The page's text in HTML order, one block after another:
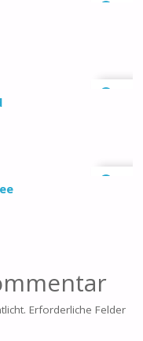
Erforderliche Felder